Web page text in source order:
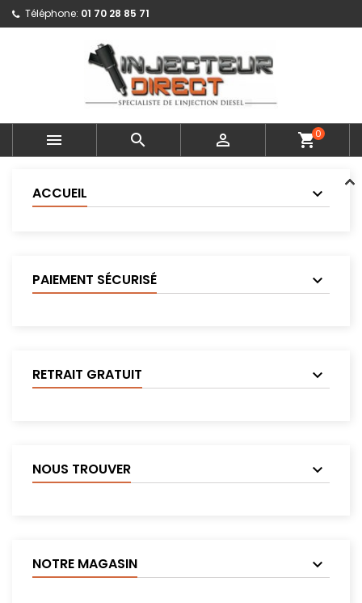
Téléphone: 01 70 28 85 71
   shopping_cart0
ACCUEIL
PAIEMENT SÉCURISÉ
RETRAIT GRATUIT
NOUS TROUVER
NOTRE MAGASIN